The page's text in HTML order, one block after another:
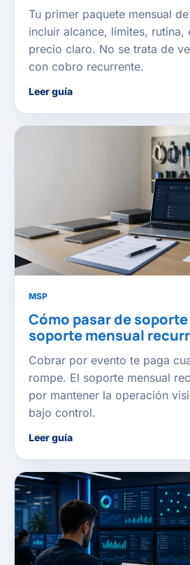
Tu primer paquete mensual
incluir alcance, límites, rutina,
precio claro. No se trata de
con cobro recurrente.
Leer guía
MSP
Cómo pasar de
soporte mensual
Cobrar por evento te paga
rompe. El soporte mensual
por mantener la operación
bajo control.
Leer guía